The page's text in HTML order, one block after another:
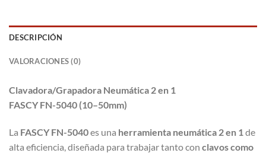
DESCRIPCIÓN
VALORACIONES (0)
Clavadora/Grapadora Neumática 2 en 1
FASCY FN-5040 (10–50mm)
La FASCY FN-5040es una herramienta neumática 2 en 1de
alta eficiencia, diseñada para trabajar tanto con clavos como